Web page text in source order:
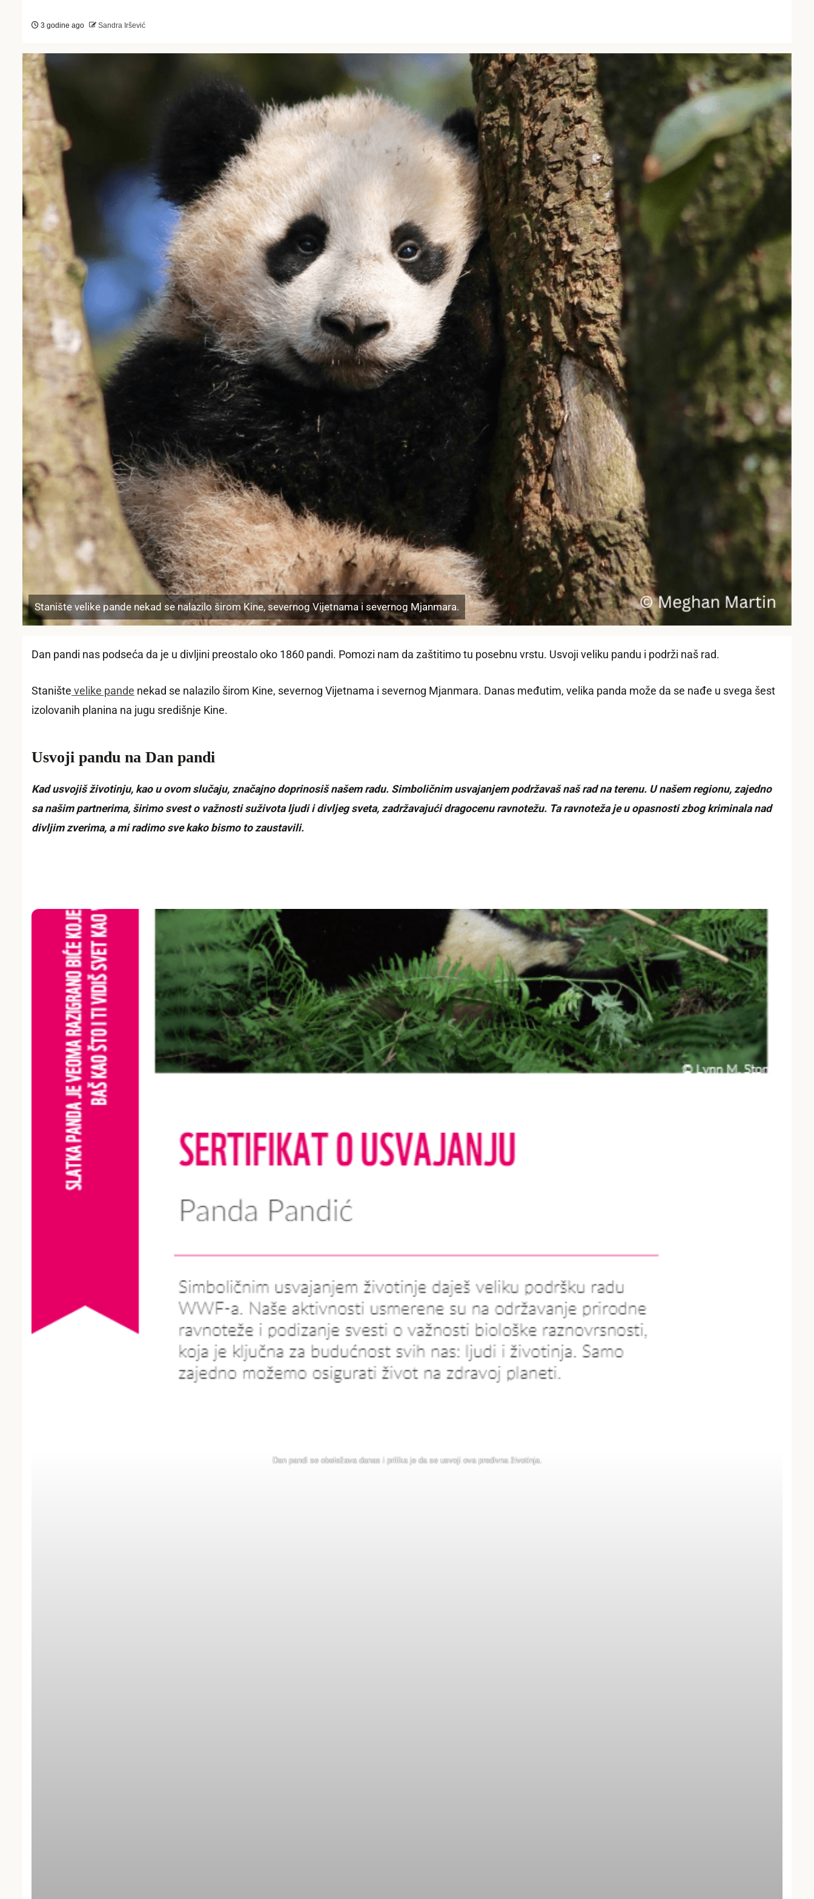
3 godine ago Sandra Iršević
Stanište velike pande nekad se nalazilo širom Kine, severnog Vijetnama i severnog Mjanmara.
Dan pandi nas podseća da je u divljini preostalo oko 1860 pandi. Pomozi nam da zaštitimo tu posebnu vrstu. Usvoji veliku pandu i podrži naš rad.
Stanište velike pande nekad se nalazilo širom Kine, severnog Vijetnama i severnog Mjanmara. Danas međutim, velika panda može da se nađe u svega šest
izolovanih planina na jugu središnje Kine.
Usvoji pandu na Dan pandi
Kad usvojiš životinju, kao u ovom slučaju, značajno doprinosiš našem radu. Simboličnim usvajanjem podržavaš naš rad na terenu. U našem regionu, zajedno
sa našim partnerima, širimo svest o važnosti suživota ljudi i divljeg sveta, zadržavajući dragocenu ravnotežu. Ta ravnoteža je u opasnosti zbog kriminala nad
divljim zverima, a mi radimo sve kako bismo to zaustavili.
Dan pandi se obeležava danas i prilika je da se usvoji ova predivna životinja.